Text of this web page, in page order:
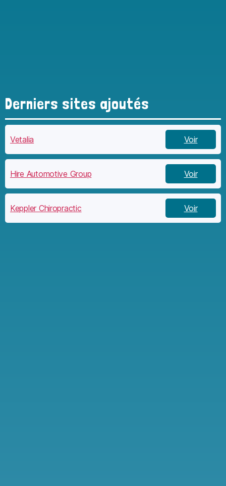
Derniers sites ajoutés
Vetalia Voir
Hire Automotive Group Voir
Keppler Chiropractic Voir